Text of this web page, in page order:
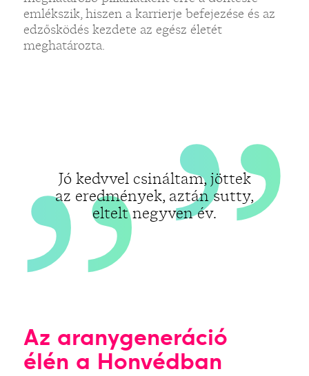
emlékszik, hiszen a karrierje befejezése és az
edzősködés kezdete az egész életét
meghatározta.
Jó kedvvel csináltam, jöttek
az eredmények, aztán sutty,
eltelt negyven év.
„„
Az aranygeneráció
élén a Honvédban